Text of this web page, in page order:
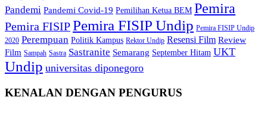
Pandemi Pandemi Covid-19 Pemilihan Ketua BEM Pemira
Pemira FISIPPemira FISIP Undip Pemira FISIP Undip
2020 Perempuan Politik Kampus Rektor Undip Resensi Film Review
Film Sampah Sastra Sastranite Semarang September Hitam UKT
Undip universitas diponegoro
KENALAN DENGAN PENGURUS